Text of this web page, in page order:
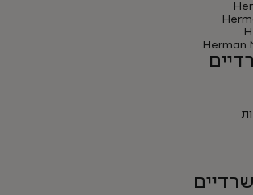
Herman